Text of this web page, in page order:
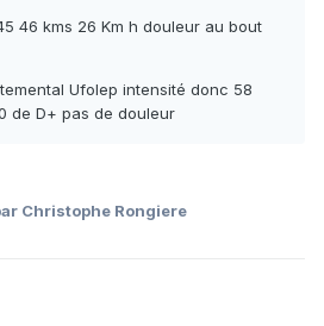
46 kms 26 Km h douleur au bout
Ufolep intensité donc 58
de D+ pas de douleur
Christophe Rongiere